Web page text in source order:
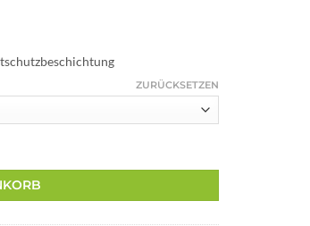
ZURÜCKSETZEN
+ Leather Bag - Schwarz & Silber Menge